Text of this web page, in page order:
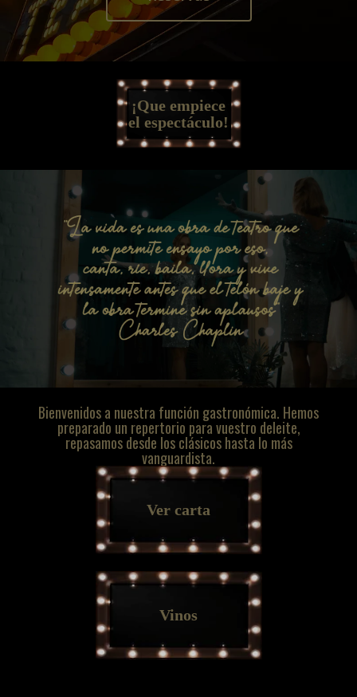
¡Que empiece
el espectáculo!
Bienvenidos a nuestra función gastronómica. Hemos
preparado un repertorio para vuestro deleite,
repasamos desde los clásicos hasta lo más
vanguardista.
Ver carta
Vinos